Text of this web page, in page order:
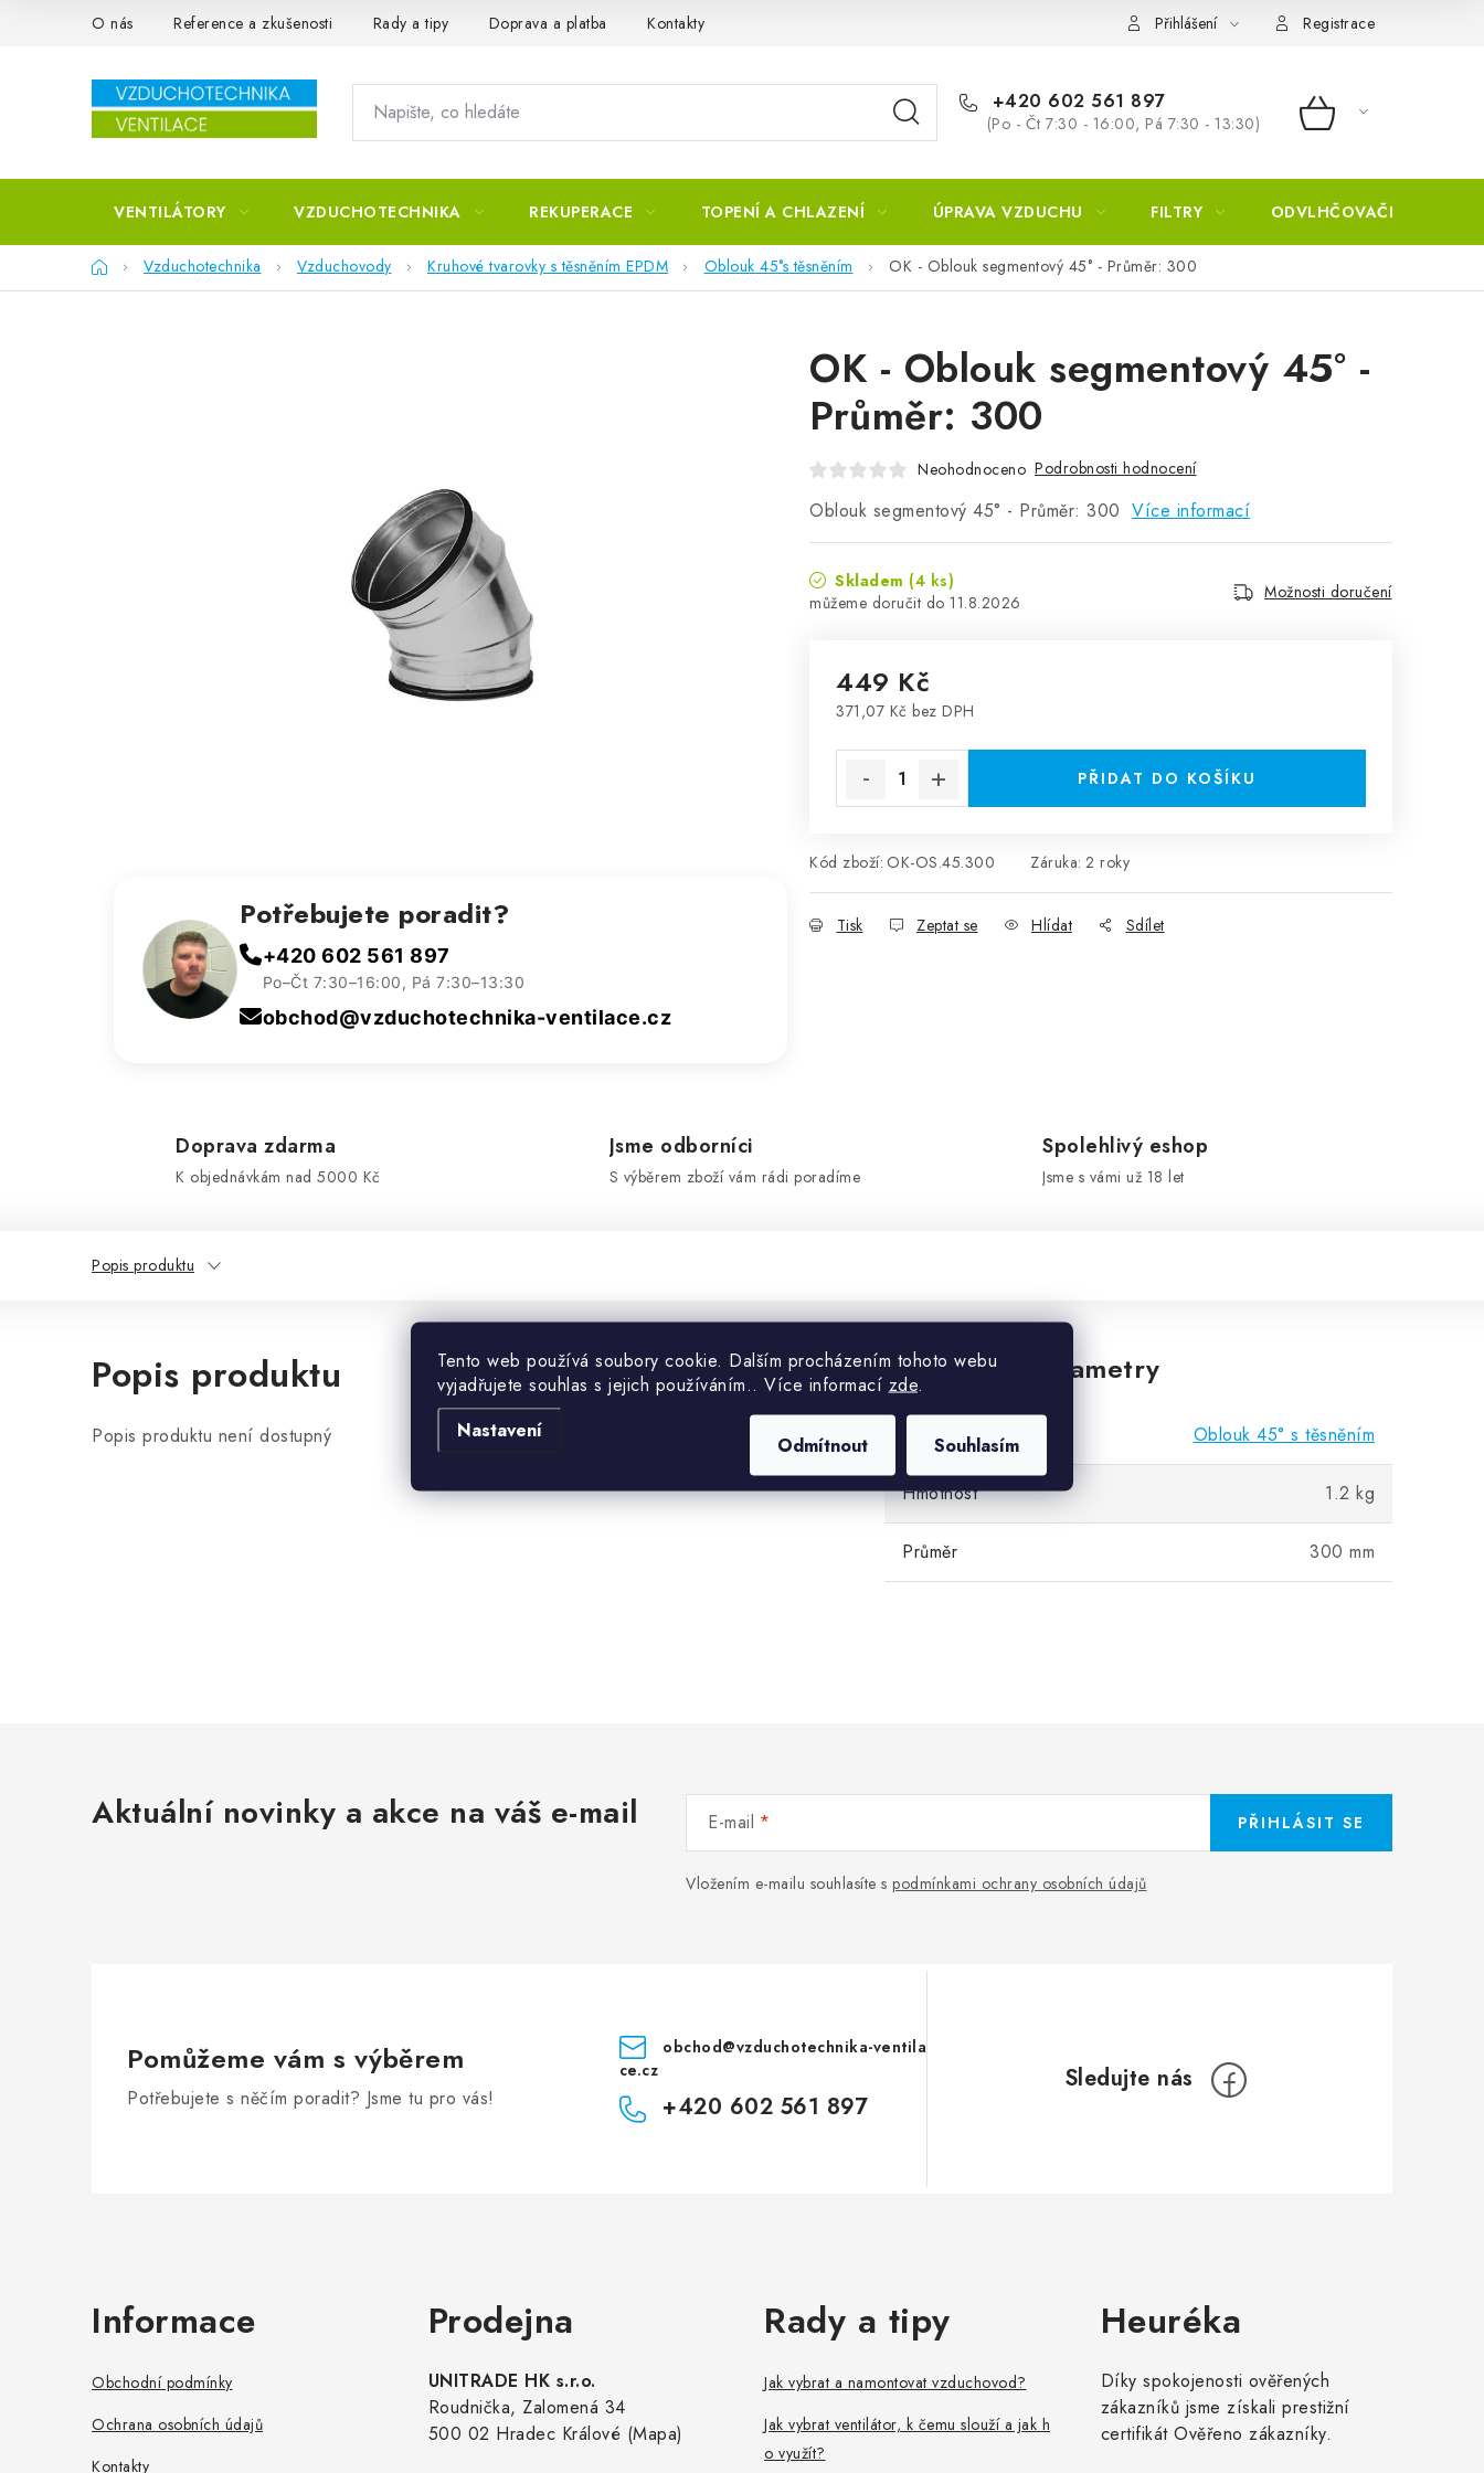
Tento web používá soubory cookie. Dalším procházením tohoto webu
vyjadřujete souhlas s jejich používáním.. Více informací zde.
Nastavení
Odmítnout Souhlasím
Přejít na obsahO nás Reference a zkušenosti Rady a tipy Doprava a platba Kontakty Přihlášení Registrace
+420 602 561 897
(Po - Čt 7:30 - 16:00, Pá 7:30 - 13:30) NÁKUPNÍ
VENTILÁTORY VZDUCHOTECHNIKA REKUPERACE TOPENÍ A CHLAZENÍ ÚPRAVA VZDUCHU FILTRY ODVLHČOVAČE
DomůVzduchotechnika Vzduchovody Kruhové tvarovky s těsněním EPDM Oblouk 45°s těsněním OK - Oblouk segmentový 45° - Průměr: 300
OK - Oblouk segmentový 45° -
Průměr: 300
Neohodnoceno Podrobnosti hodnocení
Oblouk segmentový 45° - Průměr: 300 Více informací
Skladem (4 ks)
11.8.2026
Možnosti doručení
449 Kč
371,07 Kč bez DPH
PŘIDAT DO KOŠÍKU
Kód zboží: OK-OS.45.300 Záruka: 2 roky
Tisk Zeptat se Hlídat Sdílet
Potřebujete poradit?
+420 602 561 897
Po–Čt 7:30–16:00, Pá 7:30–13:30
obchod@vzduchotechnika-ventilace.cz
Doprava zdarma
K objednávkám nad 5000 Kč
Jsme odborníci
S výběrem zboží vám rádi poradíme
Spolehlivý eshop
Jsme s vámi už 18 let
Popis produktu
Popis produktu
Popis produktu není dostupný
Doplňkové parametry
Kategorie Oblouk 45° s těsněním
Hmotnost 1.2 kg
Průměr 300 mm
Aktuální novinky a akce na váš e-mail E-mail
Vložením e-mailu souhlasíte s podmínkami ochrany osobních údajů
PŘIHLÁSIT SE
Pomůžeme vám s výběrem
Potřebujete s něčím poradit? Jsme tu pro vás!
obchod@vzduchotechnika-ventila
ce.cz
+420 602 561 897
Informace
Obchodní podmínky
Ochrana osobních údajů
Kontakty
Prodejna
UNITRADE HK s.r.o.
Roudnička, Zalomená 34
500 02 Hradec Králové (Mapa)
Rady a tipy
Jak vybrat a namontovat vzduchovod?
Jak vybrat ventilátor, k čemu slouží a jak h
o využít?
Heuréka
Díky spokojenosti ověřených
zákazníků jsme získali prestižní
certifikát Ověřeno zákazníky.